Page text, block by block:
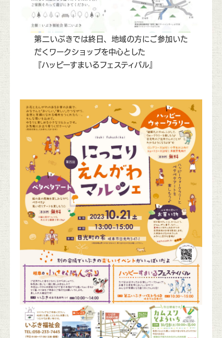
第二いぶきでは終日、地域の方にご参加いた
だくワークショップを中心とした
『ハッピーすまいるフェスティバル』